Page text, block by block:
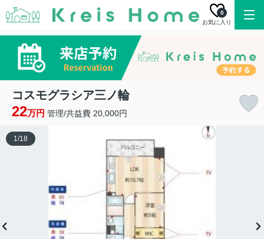
お気に入り
0
コスモグラシア三ノ輪
22万円 管理/共益費 20,000円
1/18